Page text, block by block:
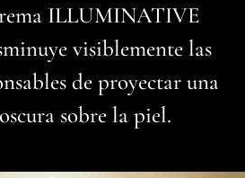
ILLUMINATIVE
visiblemente las
de proyectar una
sobre la piel.